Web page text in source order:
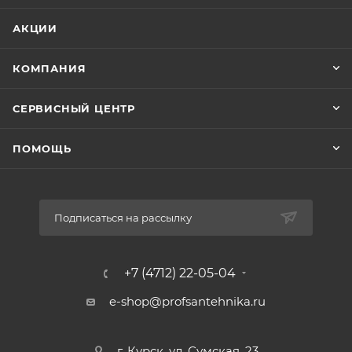
Белый
АКЦИИ
КОМПАНИЯ
СЕРВИСНЫЙ ЦЕНТР
ПОМОЩЬ
Подписаться на рассылку
+7 (4712) 22-05-04
e-shop@profsantehnika.ru